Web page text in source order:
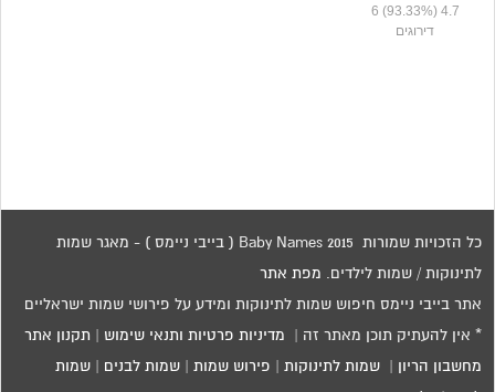
4.7
(93.33%)
6
דירוגים
כל הזכויות שמורות 2015 Baby Names ( בייבי ניימס ) - מאגר שמות
לתינוקות / שמות לילדים. מפת אתר
אתר בייבי ניימס חיפוש שמות לתינוקות ומידע על פירושי שמות ישראליים
* אין להעתיק תוכן מאתר זה | מדיניות פרטיות ותנאי שימוש תקנון אתר
מחשבון הריון |שמות לתינוקות פירוש שמות |שמות לבנים |שמות